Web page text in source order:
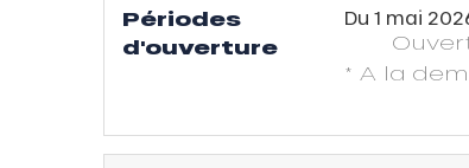
Périodes
d'ouverture
Du 1 mai
* A la